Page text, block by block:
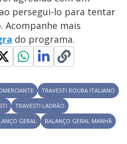
persegui-lo para tentar
Acompanhe mais
do programa.
TRAVESTI ROUBA ITALIANO
TRAVESTI LADRÃO
GERAL
BALANÇO GERAL MANHÃ